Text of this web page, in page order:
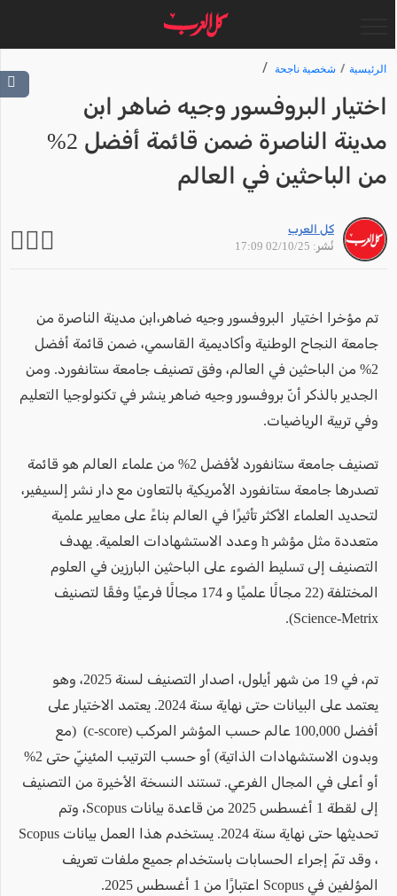
الرئيسية شخصية ناجحة
اختيار البروفسور وجيه ضاهر ابن
مدينة الناصرة ضمن قائمة أفضل 2%
من الباحثين في العالم
كل العرب
نُشر: 02/10/25 17:09
تم مؤخرا اختيار البروفسور وجيه ضاهر،ابن مدينة الناصرة من
جامعة النجاح الوطنية وأكاديمية القاسمي، ضمن قائمة أفضل
2% من الباحثين في العالم، وفق تصنيف جامعة ستانفورد. ومن
الجدير بالذكر أنّ بروفسور وجيه ضاهر ينشر في تكنولوجيا التعليم
وفي تربية الرياضيات.
تصنيف جامعة ستانفورد لأفضل 2% من علماء العالم هو قائمة
تصدرها جامعة ستانفورد الأمريكية بالتعاون مع دار نشر إلسيفير،
لتحديد العلماء الأكثر تأثيرًا في العالم بناءً على معايير علمية
متعددة مثل مؤشر h وعدد الاستشهادات العلمية. يهدف
التصنيف إلى تسليط الضوء على الباحثين البارزين في العلوم
المختلفة (22 مجالًا علميًا و 174 مجالًا فرعيًا وفقًا لتصنيف
Science-Metrix).
تم، في 19 من شهر أيلول، اصدار التصنيف لسنة 2025، وهو
يعتمد على البيانات حتى نهاية سنة 2024. يعتمد الاختيار على
أفضل 100,000 عالم حسب المؤشر المركب (c-score) (مع
وبدون الاستشهادات الذاتية) أو حسب الترتيب المئينيّ حتى 2%
أو أعلى في المجال الفرعي. تستند النسخة الأخيرة من التصنيف
إلى لقطة 1 أغسطس 2025 من قاعدة بيانات Scopus، وتم
تحديثها حتى نهاية سنة 2024. يستخدم هذا العمل بيانات Scopus
، وقد تمّ إجراء الحسابات باستخدام جميع ملفات تعريف
المؤلفين في Scopus اعتبارًا من 1 أغسطس 2025.